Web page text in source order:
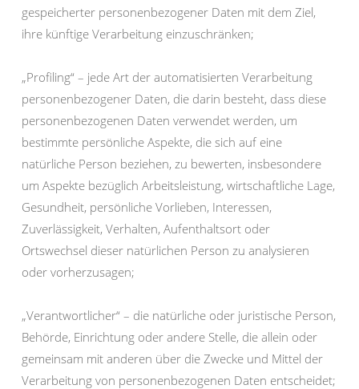
gespeicherter personenbezogener Daten mit dem Ziel,
ihre künftige Verarbeitung einzuschränken;
„Profiling“ – jede Art der automatisierten Verarbeitung
personenbezogener Daten, die darin besteht, dass diese
personenbezogenen Daten verwendet werden, um
bestimmte persönliche Aspekte, die sich auf eine
natürliche Person beziehen, zu bewerten, insbesondere
um Aspekte bezüglich Arbeitsleistung, wirtschaftliche Lage,
Gesundheit, persönliche Vorlieben, Interessen,
Zuverlässigkeit, Verhalten, Aufenthaltsort oder
Ortswechsel dieser natürlichen Person zu analysieren
oder vorherzusagen;
„Verantwortlicher“ – die natürliche oder juristische Person,
Behörde, Einrichtung oder andere Stelle, die allein oder
gemeinsam mit anderen über die Zwecke und Mittel der
Verarbeitung von personenbezogenen Daten entscheidet;